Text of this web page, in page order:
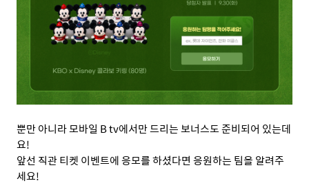
뿐만 아니라 모바일 B tv에서만 드리는 보너스도 준비되어 있는데
요!
앞선 직관 티켓 이벤트에 응모를 하셨다면 응원하는 팀을 알려주
세요!